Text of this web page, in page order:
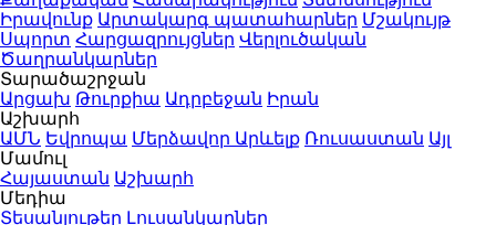
Իրավունք Արտակարգ պատահարներ Մշակույթ
Սպորտ Հարցազրույցներ Վերլուծական
Ծաղրանկարներ
Տարածաշրջան
Արցախ Թուրքիա Ադրբեջան Իրան
Աշխարհ
ԱՄՆ Եվրոպա Մերձավոր Արևելք Ռուսաստան Այլ
Մամուլ
Հայաստան Աշխարհ
Մեդիա
Տեսանյութեր Լուսանկարներ